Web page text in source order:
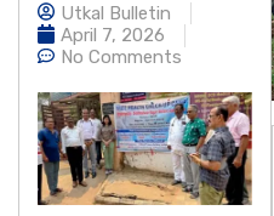
Utkal Bulletin
April 7, 2026
No Comments